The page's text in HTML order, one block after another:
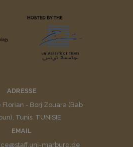
ADRESSE
Florian - Borj Zouara (Bab
Tunis. TUNISIE
EMAIL
marburg.de